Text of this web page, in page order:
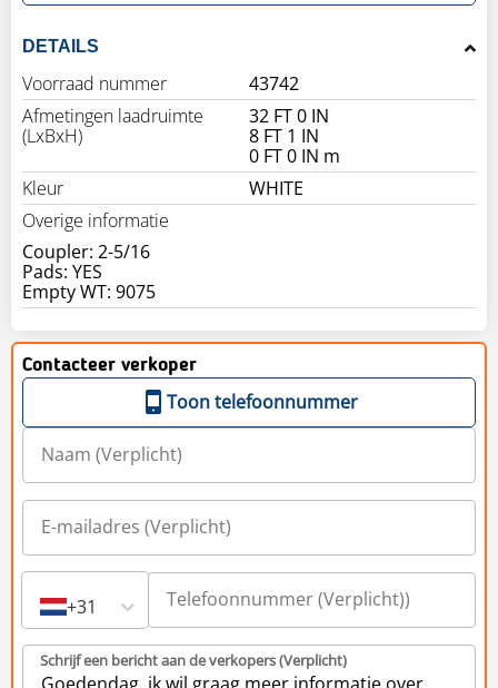
DETAILS
Voorraad nummer
43742
Afmetingen laadruimte
(LxBxH)
32 FT 0 IN
8 FT 1 IN
0 FT 0 IN m
Kleur
WHITE
Overige informatie
Coupler: 2-5/16
Pads: YES
Contacteer verkoper
Toon telefoonnummer
+31
Schrijf een bericht aan de verkopers (Verplicht)